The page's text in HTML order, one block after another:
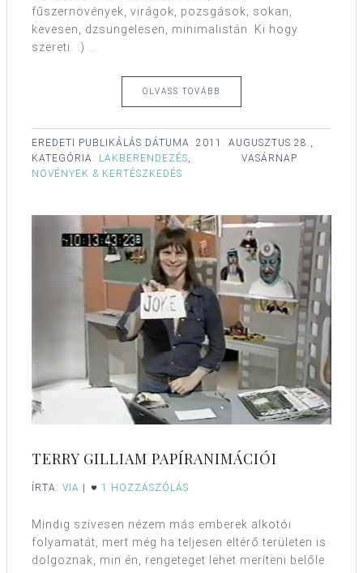
fűszernövények, virágok, pozsgások; sokan,
kevesen, dzsungelesen, minimalistán. Ki hogy
szereti. :) ...
OLVASS TOVÁBB
EREDETI PUBLIKÁLÁS DÁTUMA: 2011. AUGUSZTUS 28.,
VASÁRNAP
KATEGÓRIA: LAKBERENDEZÉS
NÖVÉNYEK & KERTÉSZKEDÉS
TERRY GILLIAM PAPÍRANIMÁCIÓI
ÍRTA: VIA | 1 HOZZÁSZÓLÁS
Mindig szívesen nézem más emberek alkotói
folyamatát, mert még ha teljesen eltérő területen is
dolgoznak, min én, rengeteget lehet meríteni belőle.